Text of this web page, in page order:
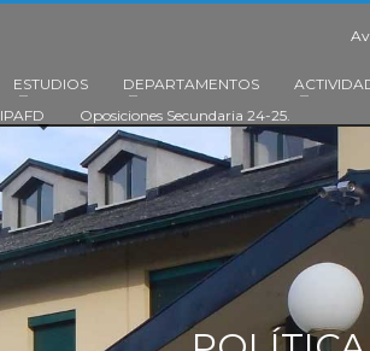
ESTUDIOS DEPARTAMENTOS
IPAFD Oposiciones Secundaria 24-25.